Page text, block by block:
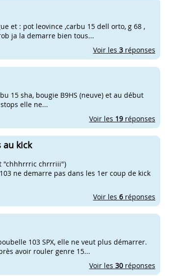
et : pot leovince ,carbu 15 dell orto, g 68 ,
ja la demarre bien tous...
Voir les 3réponses
15 sha, bougie B9HS (neuve) et au début
elle ne...
Voir les 19réponses
au kick
"chhhrrric chrrriii")
ne demarre pas dans les 1er coup de kick
Voir les 6réponses
103 SPX, elle ne veut plus démarrer.
avoir rouler genre 15...
Voir les 30réponses